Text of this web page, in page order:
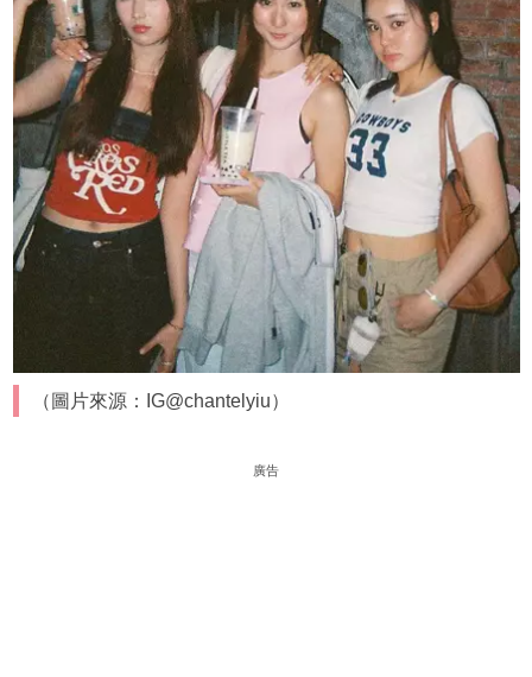
（圖片來源：IG@chantelyiu）
廣告